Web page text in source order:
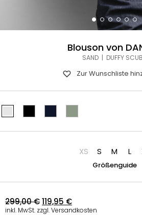
Blouson von
SAND | DUFFY
Zur Wunschliste
XS S M L
Größenguide
299,00€119,95 €
inkl. MwSt. zzgl. Versandkosten